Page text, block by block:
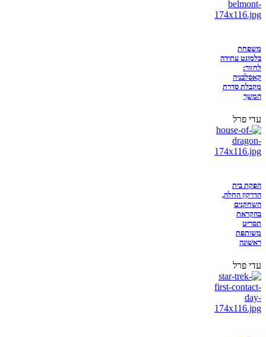
משפחת
בלמונט עתידה
לחזור:
קאסלבניה
מקבלת סדרת
המשך
עדי פרל
הפקת בית
הדרקון החלה,
השחקנים
בהקראת
תסריט
משותפת
ראשונה
עדי פרל